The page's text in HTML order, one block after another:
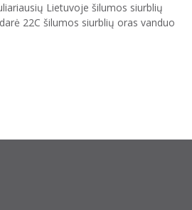
Lietuvoje šilumos siurblių
22C šilumos siurblių oras vanduo